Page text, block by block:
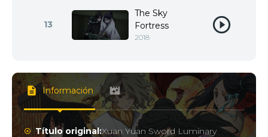
13
The Sky
Fortress
2018
Información
Título original:Xuan Yuan Sword Luminary